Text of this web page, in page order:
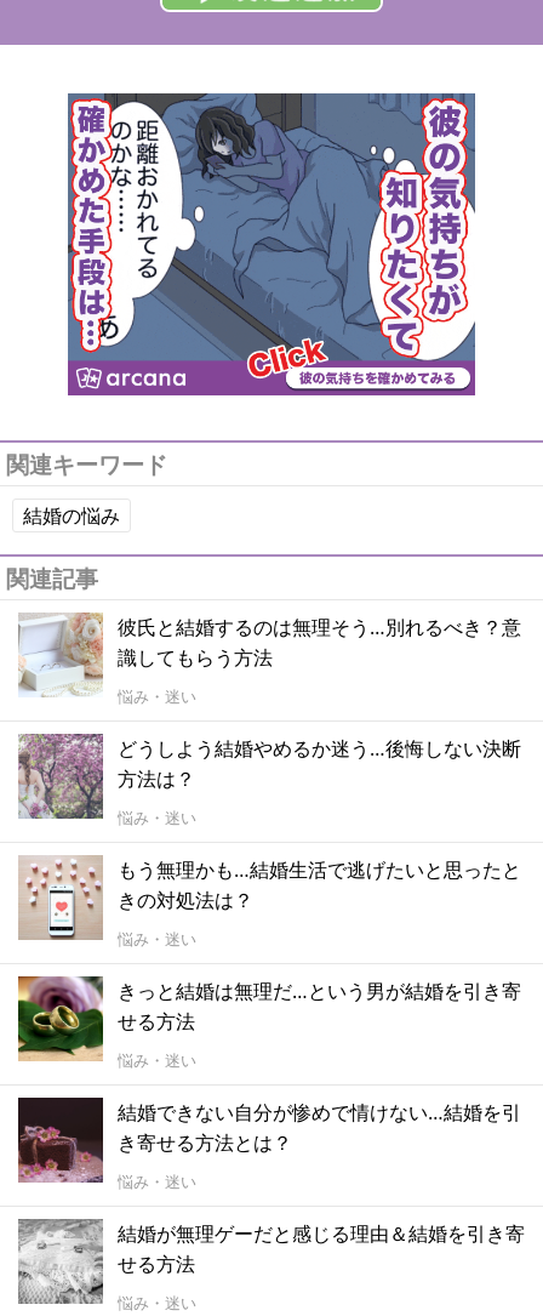
関連キーワード
結婚の悩み
関連記事
彼氏と結婚するのは無理そう…別れるべき？意
識してもらう方法
悩み・迷い
どうしよう結婚やめるか迷う…後悔しない決断
方法は？
悩み・迷い
もう無理かも…結婚生活で逃げたいと思ったと
きの対処法は？
悩み・迷い
きっと結婚は無理だ…という男が結婚を引き寄
せる方法
悩み・迷い
結婚できない自分が惨めで情けない…結婚を引
き寄せる方法とは？
悩み・迷い
結婚が無理ゲーだと感じる理由＆結婚を引き寄
せる方法
悩み・迷い